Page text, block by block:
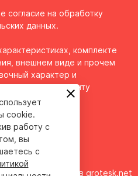
согласие на обработку
данных.
комплекте
внешнем виде и прочем
характер и
к моменту
Сделано в grotesk.net
cookie.
работу с
вы
с